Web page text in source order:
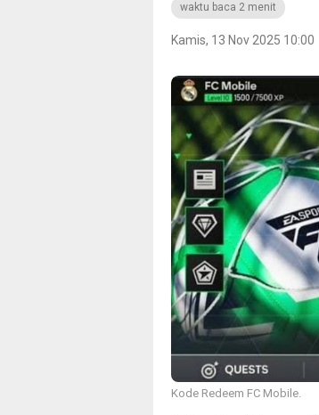
waktu baca 2 menit
Kamis, 13 Nov 2025 10:00
Kode Redeem FC Mobile.